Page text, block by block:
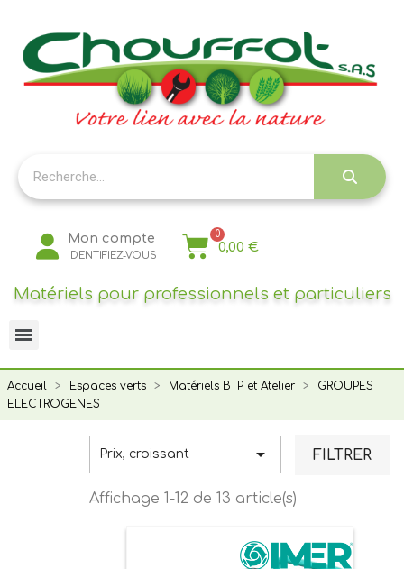
Mon compte
IDENTIFIEZ-VOUS
0,00 €
Matériels pour professionnels et particuliers
Accueil Espaces verts Matériels BTP et Atelier
GROUPES
ELECTROGENES
Prix, croissant  FILTRER
Affichage 1-12 de 13 article(s)